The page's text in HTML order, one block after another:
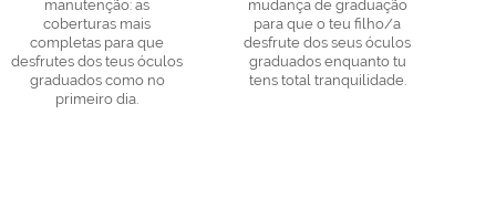
manutenção: as
coberturas mais
completas para que
desfrutes dos teus óculos
graduados como no
primeiro dia.
mudança de graduação
para que o teu filho/a
desfrute dos seus óculos
graduados enquanto tu
tens total tranquilidade.